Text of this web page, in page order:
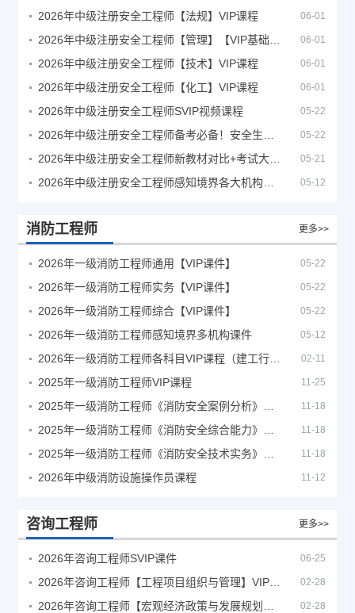
2026年中级注册安全工程师【法规】VIP课程 06-01
06-01
2026年中级注册安全工程师【技术】VIP课程 06-01
2026年中级注册安全工程师【化工】VIP课程 06-01
2026年中级注册安全工程师SVIP视频课程 05-22
05-22
05-21
05-12
消防工程师 更多>>
2026年一级消防工程师通用【VIP课件】 05-22
2026年一级消防工程师实务【VIP课件】 05-22
2026年一级消防工程师综合【VIP课件】 05-22
2026年一级消防工程师感知境界多机构课件 05-12
02-11
2025年一级消防工程师VIP课程 11-25
11-18
11-18
11-18
2026年中级消防设施操作员课程 11-12
咨询工程师 更多>>
2026年咨询工程师SVIP课件 06-25
02-28
02-28